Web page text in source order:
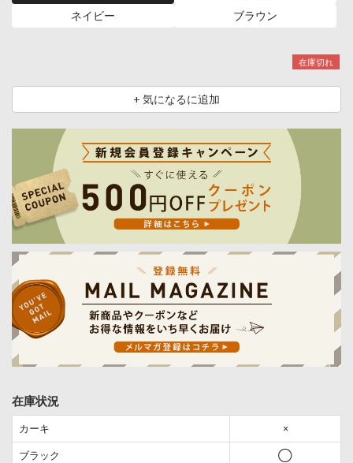
ネイビー
ブラウン
在庫切れ
+ 気になるに追加
在庫状況
カーキ ×
ブラック ◯